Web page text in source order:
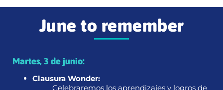
June to remember
Martes, 3 de junio:
Clausura Wonder:
Celebraremos los aprendizajes y logros de